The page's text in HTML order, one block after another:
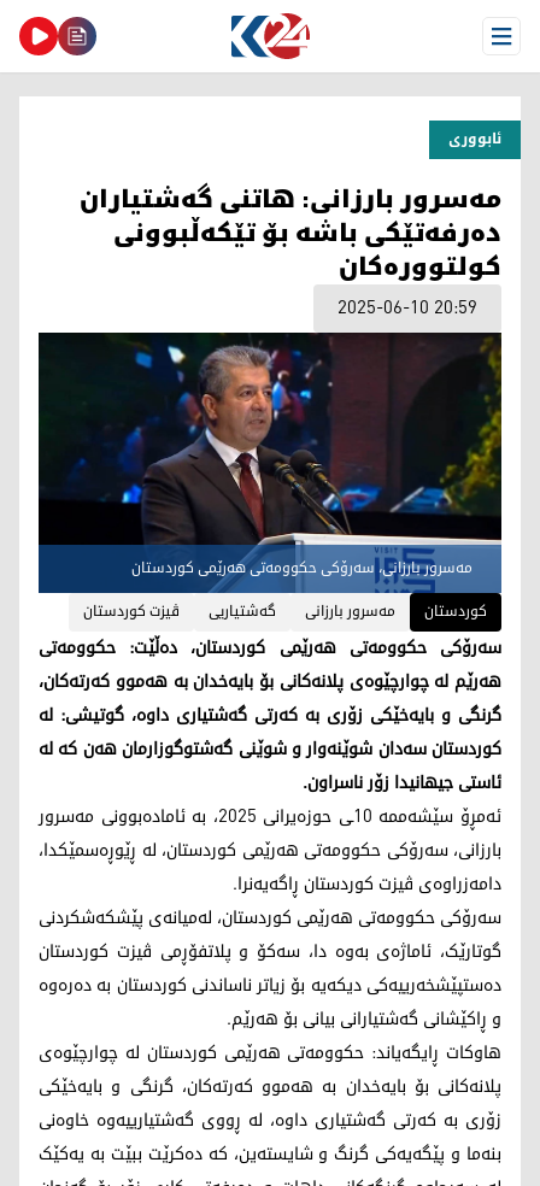
Open Menu
ئابووری
مەسرور بارزانی: هاتنی گەشتیاران
دەرفەتێکی باشە بۆ تێکەڵبوونی
کولتوورەکان
2025-06-10 20:59
مەسرور بارزانی، سەرۆکی حکوومەتی هەرێمی کوردستان
کوردستان
مەسرور بارزانی گەشتیاریی ڤیزت کوردستان
سەرۆکی حکوومەتی هەرێمی کوردستان، دەڵێت: حکوومەتی
هەرێم لە چوارچێوەی پلانەکانی بۆ بایەخدان بە هەموو کەرتەکان،
گرنگی و بایەخێکی زۆری بە کەرتی گەشتیاری داوە، گوتیشی: لە
کوردستان سەدان شوێنەوار و شوێنی گەشتوگوزارمان هەن کە لە
ئاستی جیهانیدا زۆر ناسراون.
ئەمڕۆ سێشەممە 10ـی حوزەیرانی 2025، بە ئامادەبوونی مەسرور
بارزانی، سەرۆکی حکوومەتی هەرێمی کوردستان، لە ڕێوڕەسمێکدا،
دامەزراوەی ڤیزت کوردستان ڕاگەیەنرا.
سەرۆکی حکوومەتی هەرێمی کوردستان، لەمیانەی پێشکەشکردنی
گوتارێک، ئاماژەی بەوە دا، سەکۆ و پلاتفۆڕمی ڤیزت کوردستان
دەستپێشخەرییەکی دیکەیە بۆ زیاتر ناساندنی کوردستان بە دەرەوە
و ڕاکێشانی گەشتیارانی بیانی بۆ هەرێم.
هاوکات ڕایگەیاند: حکوومەتی هەرێمی کوردستان لە چوارچێوەی
پلانەکانی بۆ بایەخدان بە هەموو کەرتەکان، گرنگی و بایەخێکی
زۆری بە کەرتی گەشتیاری داوە، لە ڕووی گەشتیارییەوە خاوەنی
بنەما و پێگەیەکی گرنگ و شایستەین، کە دەکرێت ببێت بە یەکێک